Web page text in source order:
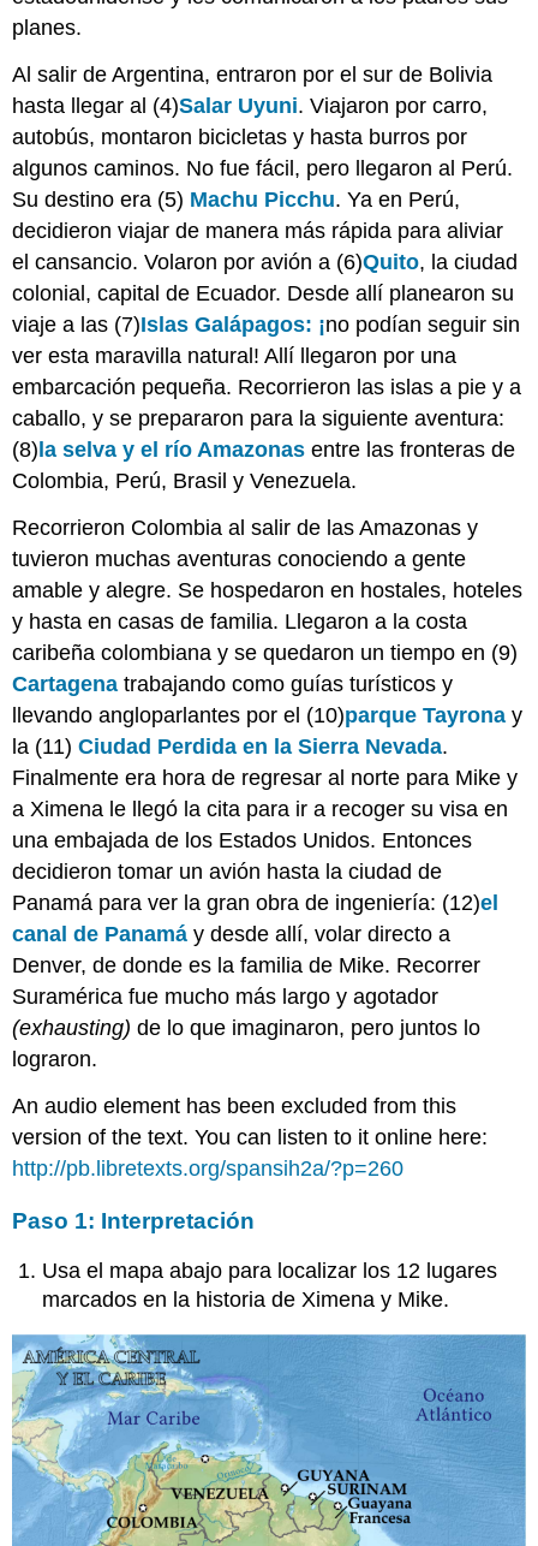
planes.
Al salir de Argentina, entraron por el sur de Bolivia
hasta llegar al (4)Salar Uyuni. Viajaron por carro,
autobús, montaron bicicletas y hasta burros por
algunos caminos. No fue fácil, pero llegaron al Perú.
Su destino era (5) Machu Picchu. Ya en Perú,
decidieron viajar de manera más rápida para aliviar
el cansancio. Volaron por avión a (6)Quito, la ciudad
colonial, capital de Ecuador. Desde allí planearon su
viaje a las (7)Islas Galápagos: ¡no podían seguir sin
ver esta maravilla natural! Allí llegaron por una
embarcación pequeña. Recorrieron las islas a pie y a
caballo, y se prepararon para la siguiente aventura:
(8) la selva y el río Amazonas entre las fronteras de
Colombia, Perú, Brasil y Venezuela.
Recorrieron Colombia al salir de las Amazonas y
tuvieron muchas aventuras conociendo a gente
amable y alegre. Se hospedaron en hostales, hoteles
y hasta en casas de familia. Llegaron a la costa
caribeña colombiana y se quedaron un tiempo en (9)
Cartagena trabajando como guías turísticos y
llevando angloparlantes por el (10)parque Tayrona y
la (11) Ciudad Perdida en la Sierra Nevada.
Finalmente era hora de regresar al norte para Mike y
a Ximena le llegó la cita para ir a recoger su visa en
una embajada de los Estados Unidos. Entonces
decidieron tomar un avión hasta la ciudad de
Panamá para ver la gran obra de ingeniería: (12)el
canal de Panamáy desde allí, volar directo a
Denver, de donde es la familia de Mike. Recorrer
Suramérica fue mucho más largo y agotador
(exhausting)de lo que imaginaron, pero juntos lo
lograron.
An audio element has been excluded from this
version of the text. You can listen to it online here:
http://pb.libretexts.org/spansih2a/?p=260
Paso 1: Interpretación
Usa el mapa abajo para localizar los 12 lugares
marcados en la historia de Ximena y Mike.